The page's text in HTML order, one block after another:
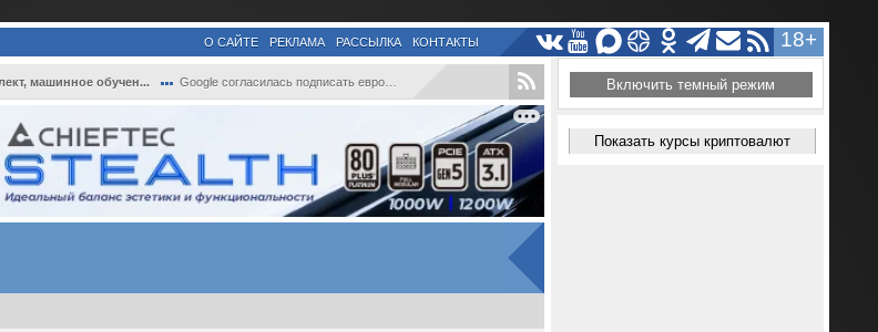
18+
О САЙТЕ РЕКЛАМА РАССЫЛКА КОНТАКТЫ
машинное обучен... Google согласилась подписать европейский... Включить темный режим
Показать курсы криптовалют